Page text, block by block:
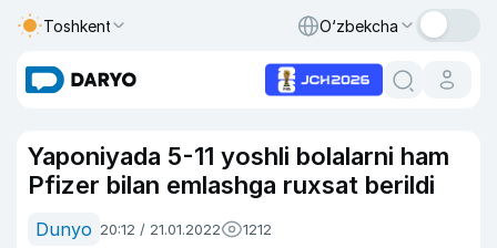
Toshkent O‘zbekcha
Yaponiyada 5-11 yoshli bolalarni ham
Pfizer bilan emlashga ruxsat berildi
Dunyo 20:12 / 21.01.2022 1212